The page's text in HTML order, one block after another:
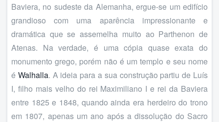
Baviera, no sudeste da Alemanha, ergue-se um edifício
grandioso com uma aparência impressionante e
dramática que se assemelha muito ao Parthenon de
Atenas. Na verdade, é uma cópia quase exata do
monumento grego, porém não é um templo e seu nome
é Walhalla. A ideia para a sua construção partiu de Luís
I, filho mais velho do rei Maximiliano I e rei da Baviera
entre 1825 e 1848, quando ainda era herdeiro do trono
em 1807, apenas um ano após a dissolução do Sacro